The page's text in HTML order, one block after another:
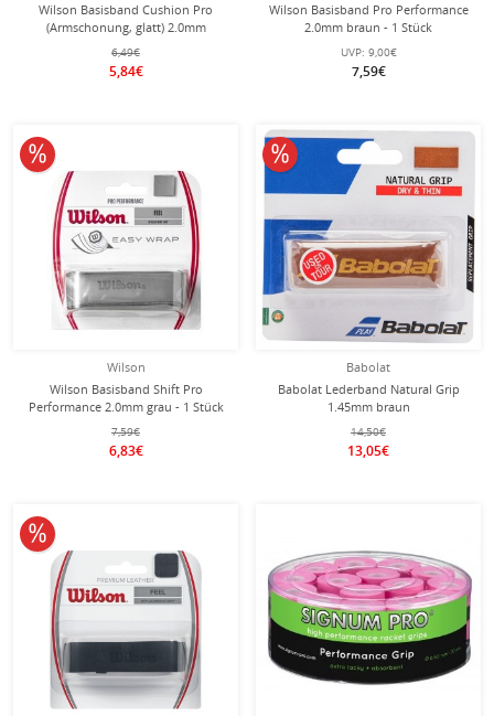
Wilson Basisband Cushion Pro
(Armschonung, glatt) 2.0mm
schwarz
6,49€
5,84€
Wilson Basisband Pro Performance
2.0mm braun - 1 Stück
UVP: 9,00€
7,59€
Wilson
Wilson Basisband Shift Pro
Performance 2.0mm grau - 1 Stück
7,59€
6,83€
10% reduziert
Babolat
Babolat Lederband Natural Grip
1.45mm braun
14,50€
13,05€
10% reduziert
10% reduziert